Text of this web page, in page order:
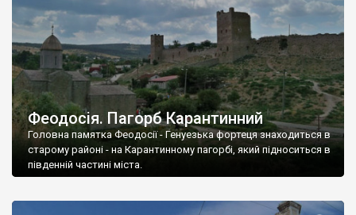
Феодосія. Пагорб Карантинний
Головна памятка Феодосії - Генуезька фортеця знаходиться в
старому районі - на Карантинному пагорбі, який підноситься в
південній частині міста.